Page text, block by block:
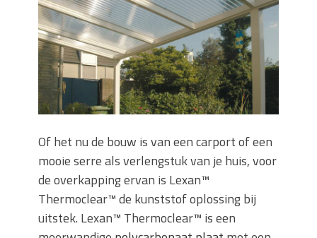
Slimme oplossingen voor lekkages en
verstoppingen
Betonplex: Het Veelzijdige
Plaatmateriaal voor Moderne Projecten
Woonstijlen die perfect passen bij
duurzaam bouwen
Oma weet raadt bij cementsluier:
natuurlijke oplossingen
Of het nu de bouw is van een carport of een
mooie serre als verlengstuk van je huis, voor
de overkapping ervan is Lexan™
Thermoclear™ de kunststof oplossing bij
uitstek. Lexan™ Thermoclear™ is een